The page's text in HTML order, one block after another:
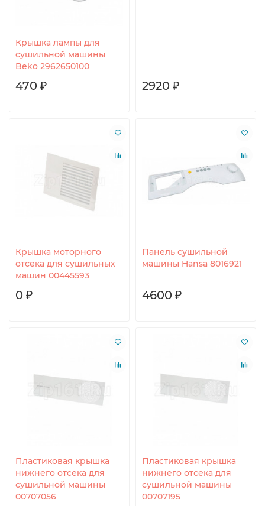
Крышка лампы для
сушильной машины
Beko 2962650100
470 ₽ 2920 ₽
Крышка моторного
отсека для сушильных
машин 00445593
0 ₽
Панель сушильной
машины Hansa 8016921
4600 ₽
Пластиковая крышка
нижнего отсека для
сушильной машины
00707056
Пластиковая крышка
нижнего отсека для
сушильной машины
00707195